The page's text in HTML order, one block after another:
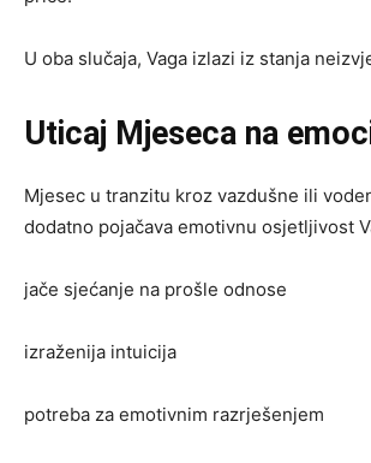
U oba slučaja, Vaga izlazi iz stanja
Uticaj Mjeseca na
Mjesec u tranzitu kroz vazdušne ili
dodatno pojačava emotivnu osjetljivost
jače sjećanje na prošle odnose
izraženija intuicija
potreba za emotivnim razrješenjem